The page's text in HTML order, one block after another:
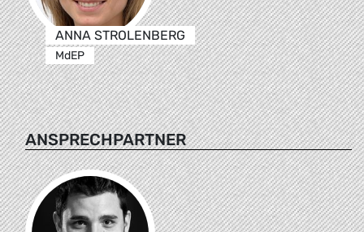
ANNA STROLENBERG
MdEP
ANSPRECHPARTNER